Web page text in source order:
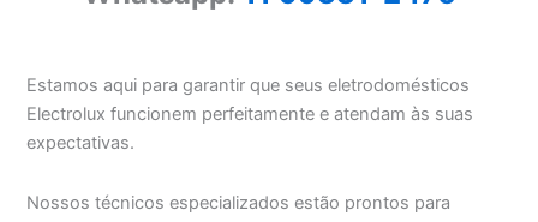
Estamos aqui para garantir que seus eletrodomésticos
Electrolux funcionem perfeitamente e atendam às suas
expectativas.
Nossos técnicos especializados estão prontos para